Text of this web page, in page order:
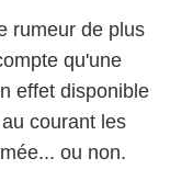
rumeur de plus
qu'une
effet disponible
courant les
ou non.